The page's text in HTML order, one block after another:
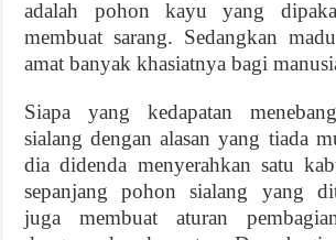
adalah pohon kayu yang
membuat sarang. Sedangkan
amat banyak khasiatnya bagi
Siapa yang kedapatan
sialang dengan alasan yang tiada
dia didenda menyerahkan satu
sepanjang pohon sialang yang
juga membuat aturan